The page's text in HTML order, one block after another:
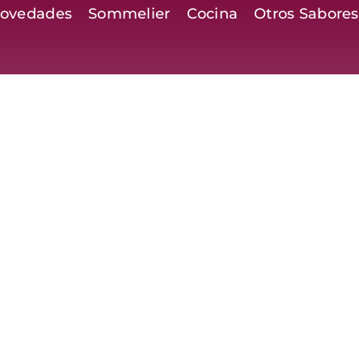
Sommelier Cocina Otros Sabores